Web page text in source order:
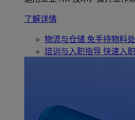
了解详情
物流与仓储 免手持物料
培训与入职指导 快速入